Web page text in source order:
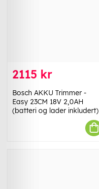
2115 kr
Bosch AKKU Trimmer -
Easy 23CM 18V 2,0AH
(batteri og lader inkludert)